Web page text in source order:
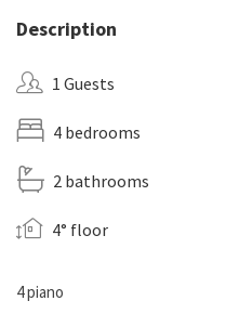
Description
1 Guests
4 bedrooms
2 bathrooms
4° floor
4 piano